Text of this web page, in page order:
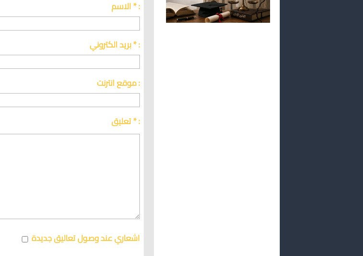
الاسم * :
بريد الكتروني * :
موقع انترنت :
تعليق * :
اشعاري عند وصول تعاليق جديدة